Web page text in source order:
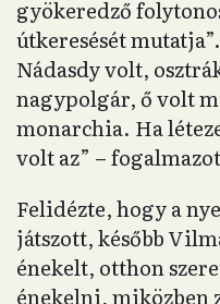
gyökeredző
útkeresését
Nádasdy volt,
nagypolgár, ő volt
monarchia. Ha
volt az” –
Felidézte, hogy a
játszott, később
énekelt, otthon
énekelni, miközben